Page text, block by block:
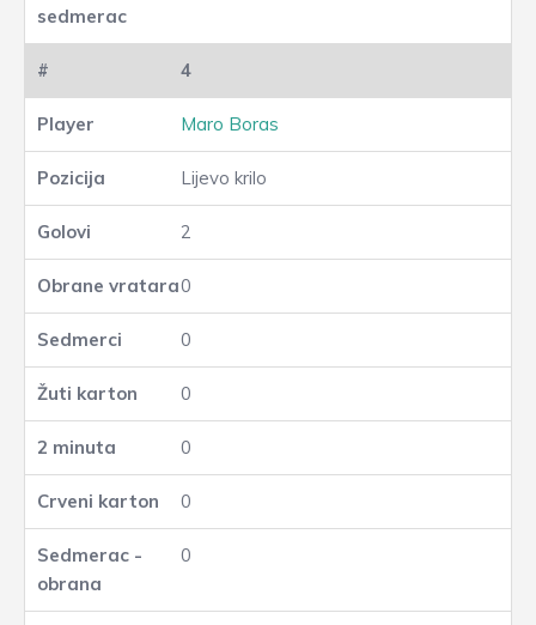
4
Maro Boras
Lijevo krilo
2
0
0
0
0
0
0